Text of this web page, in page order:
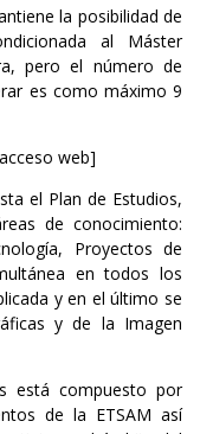
la posibilidad de
al Máster
pero el número de
es como máximo 9
web]
el Plan de Estudios,
de conocimiento:
Proyectos de
en todos los
y en el último se
y de la Imagen
está compuesto por
de la ETSAM así